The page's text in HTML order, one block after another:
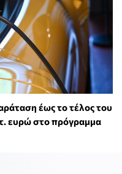
έως το τέλος του
ευρώ στο πρόγραμμα